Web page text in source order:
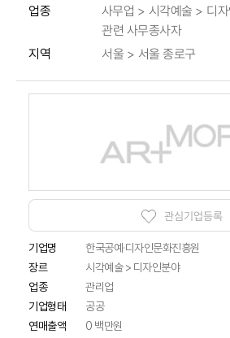
업종 사무업 > 시각예술 > 디
관련 사무종사자
지역 서울 > 서울 종로구
관심기업등록
기업명 한국공예·디자인문화진흥원
장르
시각예술 > 디자인분야
업종
관리업
기업형태
공공
연매출액
0 백만원